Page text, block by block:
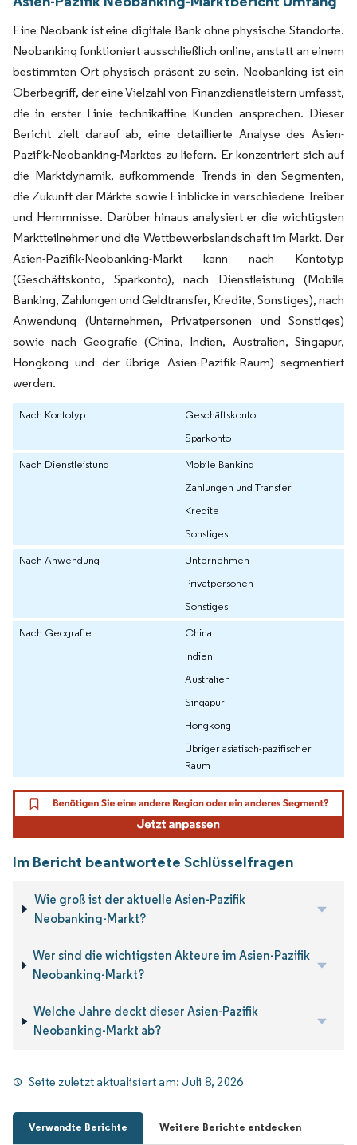
Eine Neobank ist eine digitale Bank ohne physische Standorte.
Neobanking funktioniert ausschließlich online, anstatt an einem
bestimmten Ort physisch präsent zu sein. Neobanking ist ein
Oberbegriff, der eine Vielzahl von Finanzdienstleistern umfasst,
die in erster Linie technikaffine Kunden ansprechen. Dieser
Bericht zielt darauf ab, eine detaillierte Analyse des Asien-
Pazifik-Neobanking-Marktes zu liefern. Er konzentriert sich auf
die Marktdynamik, aufkommende Trends in den Segmenten,
die Zukunft der Märkte sowie Einblicke in verschiedene Treiber
und Hemmnisse. Darüber hinaus analysiert er die wichtigsten
Marktteilnehmer und die Wettbewerbslandschaft im Markt. Der
Asien-Pazifik-Neobanking-Markt kann nach Kontotyp
(Geschäftskonto, Sparkonto), nach Dienstleistung (Mobile
Banking, Zahlungen und Geldtransfer, Kredite, Sonstiges), nach
Anwendung (Unternehmen, Privatpersonen und Sonstiges)
sowie nach Geografie (China, Indien, Australien, Singapur,
Hongkong und der übrige Asien-Pazifik-Raum) segmentiert
werden.
Nach Kontotyp
Geschäftskonto
Sparkonto
Nach Dienstleistung
Mobile Banking
Zahlungen und Transfer
Kredite
Sonstiges
Nach Anwendung
Unternehmen
Privatpersonen
Sonstiges
Nach Geografie
China
Indien
Australien
Singapur
Hongkong
Übriger asiatisch-pazifischer
Raum
Im Bericht beantwortete Schlüsselfragen
Wie groß ist der aktuelle Asien-Pazifik
Neobanking-Markt?
Wer sind die wichtigsten Akteure im Asien-Pazifik
Neobanking-Markt?
Welche Jahre deckt dieser Asien-Pazifik
Neobanking-Markt ab?
Seite zuletzt aktualisiert am:Juli 8, 2026
Verwandte Berichte Weitere Berichte entdecken